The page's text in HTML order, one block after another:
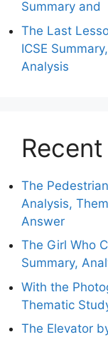
Summary and
The Last
ICSE
Analysis
The
Analysis,
Answer
The Girl Who
Summary,
With the
Thematic
The Elevator